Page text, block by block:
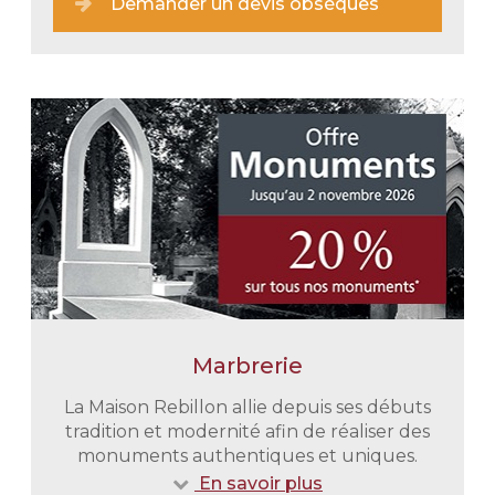
Une prise en charge immédiate
En tout discrétion et retenue nous
vous épaulons dans toutes vos
démarches administratives. Nous
nous chargeons également du
transport de votre proche du lieu de
Marbrerie
La Maison Rebillon allie depuis ses débuts
tradition et modernité afin de réaliser des
monuments authentiques et uniques.
En savoir plus